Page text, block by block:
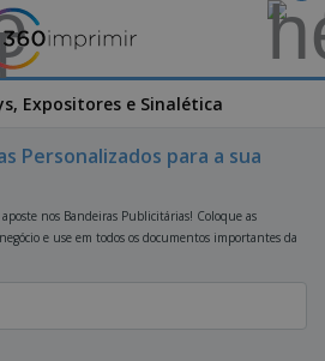
Expositores e Sinalética
Personalizados para a sua
nos Bandeiras Publicitárias! Coloque as
e use em todos os documentos importantes da